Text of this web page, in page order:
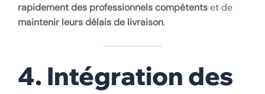
rapidement des professionnels compétentset de
maintenir leurs délais de livraison.
4. Intégration des